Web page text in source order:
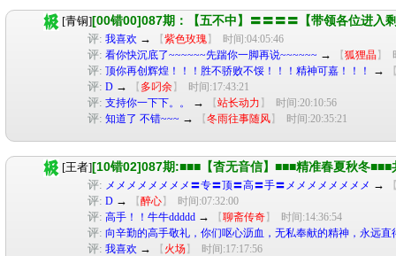
[青铜][00错00]087期：【五不中】〓〓〓〓【带领各位进
评: 我喜欢 → 【紫色玫瑰】 时间:04:05:46
评: 看你快沉底了~~~~~~先踹你一脚再说~~~~~~ → 【狐狸晶】
评: 顶你再创辉煌！！！胜不骄败不馁！！！精神可嘉！！！ →
评: D → 【 多叼余】 时间:17:43:21
评: 支持你一下下。。 → 【站长动力 】 时间:20:10:56
评: 知道了 不错~~~ → 【冬雨往事随风】 时间:20:35:21
[王者][10错02]087期:■■■【杳无音信】■■■精准春夏秋冬■■■
评: メメメメメメメメ〓专〓顶〓高〓手〓メメメメメメメメ →
评: D → 【醉心】 时间:07:32:00
评: 高手！！牛牛ddddd → 【聊斋传奇】 时间:14:36:54
评: 向辛勤的高手敬礼，你们呕心沥血，无私奉献的精神，永远直
评: 我喜欢 → 【 火场】 时间:17:17:56